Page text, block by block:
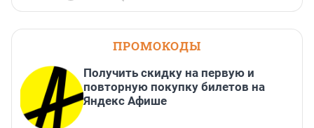
ПРОМОКОДЫ
Получить скидку на первую и
повторную покупку билетов на
Яндекс Афише